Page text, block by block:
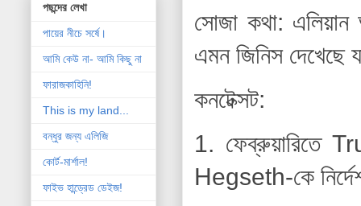
সোজা কথা:
এমন জিনিস দেখেছে
কনটেক্সট:
1. ফেব্রুয়ারিতে
Hegseth-কে
পছন্দের লেখা
পায়ের নীচে সর্ষে।
আমি কেউ না- আমি কিছু না
ফারাজকাহিনি!
This is my land...
বন্ধুর জন্য এলিজি
কোর্ট-মার্শাল!
ফাইভ হান্ড্রেড ডেইজ!